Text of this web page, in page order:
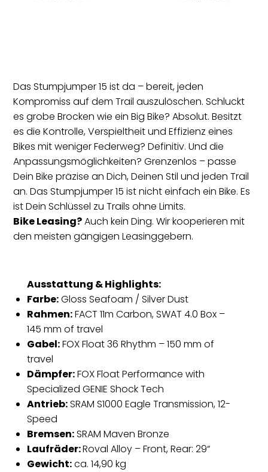
Das Stumpjumper 15 ist da – bereit, jeden
Kompromiss auf dem Trail auszulöschen. Schluckt
es grobe Brocken wie ein Big Bike? Absolut. Besitzt
es die Kontrolle, Verspieltheit und Effizienz eines
Bikes mit weniger Federweg? Definitiv. Und die
Anpassungsmöglichkeiten? Grenzenlos – passe
Dein Bike präzise an Dich, Deinen Stil und jeden Trail
an. Das Stumpjumper 15 ist nicht einfach ein Bike. Es
ist Dein Schlüssel zu Trails ohne Limits.
Bike Leasing?Auch kein Ding. Wir kooperieren mit
den meisten gängigen Leasinggebern.
Ausstattung & Highlights:
Farbe:Gloss Seafoam / Silver Dust
Rahmen:FACT 11m Carbon, SWAT 4.0 Box –
145 mm of travel
Gabel:FOX Float 36 Rhythm – 150 mm of
travel
Dämpfer:FOX Float Performance with
Specialized GENIE Shock Tech
Antrieb:SRAM S1000 Eagle Transmission, 12-
Speed
Bremsen:SRAM Maven Bronze
Laufräder:Roval Alloy – Front, Rear: 29“
Gewicht:ca. 14,90 kg